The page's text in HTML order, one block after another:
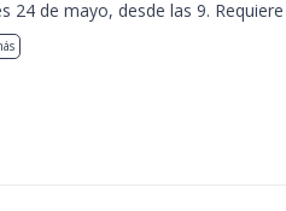
24 de mayo, desde las 9.